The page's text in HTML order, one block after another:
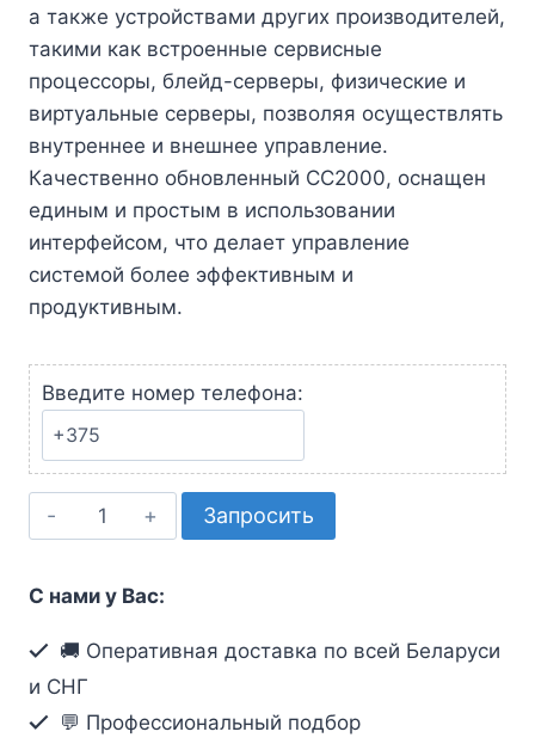
а также устройствами других производителей,
такими как встроенные сервисные
процессоры, блейд-серверы, физические и
виртуальные серверы, позволяя осуществлять
внутреннее и внешнее управление.
Качественно обновленный CC2000, оснащен
единым и простым в использовании
интерфейсом, что делает управление
системой более эффективным и
продуктивным.
Введите номер телефона:
Количество
товара
обеспечение
централизованного
управления
Запросить
С нами у Вас:
🚚 Оперативная доставка по всей Беларуси
и СНГ
💬 Профессиональный подбор